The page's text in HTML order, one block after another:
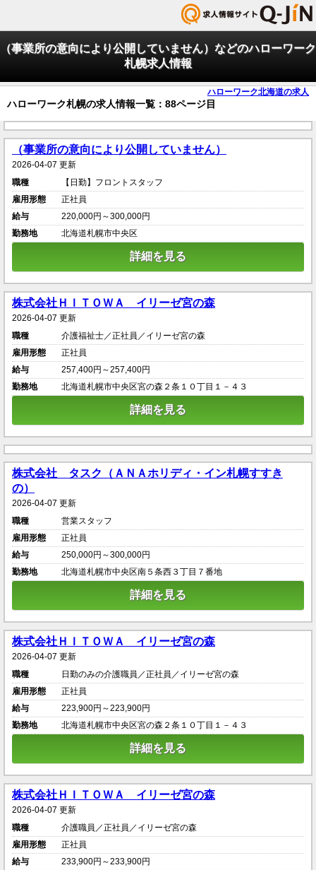
（事業所の意向により公開していません）などのハローワーク
札幌求人情報
ハローワーク北海道の求人
ハローワーク札幌の求人情報一覧：88ページ目
（事業所の意向により公開していません）
2026-04-07 更新
職種
【日勤】フロントスタッフ
雇用形態
正社員
給与
220,000円～300,000円
勤務地
北海道札幌市中央区
詳細を見る
株式会社ＨＩＴＯＷＡ イリーゼ宮の森
2026-04-07 更新
職種
介護福祉士／正社員／イリーゼ宮の森
雇用形態
正社員
給与
257,400円～257,400円
勤務地
北海道札幌市中央区宮の森２条１０丁目１－４３
詳細を見る
株式会社 タスク（ＡＮＡホリディ・イン札幌すすき
の）
2026-04-07 更新
職種
営業スタッフ
雇用形態
正社員
給与
250,000円～300,000円
勤務地
北海道札幌市中央区南５条西３丁目７番地
詳細を見る
株式会社ＨＩＴＯＷＡ イリーゼ宮の森
2026-04-07 更新
職種
日勤のみの介護職員／正社員／イリーゼ宮の森
雇用形態
正社員
給与
223,900円～223,900円
勤務地
北海道札幌市中央区宮の森２条１０丁目１－４３
詳細を見る
株式会社ＨＩＴＯＷＡ イリーゼ宮の森
2026-04-07 更新
職種
介護職員／正社員／イリーゼ宮の森
雇用形態
正社員
給与
233,900円～233,900円